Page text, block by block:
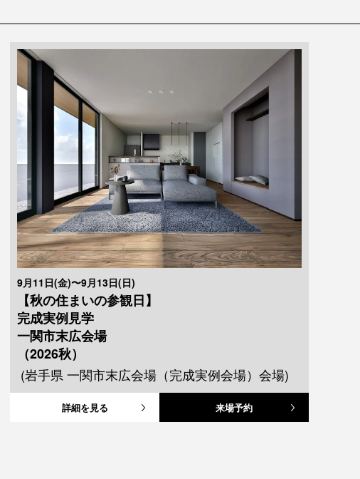
9月11日(金)〜9月13日(日)
【秋の住まいの参観日】
完成実例見学
一関市末広会場
（2026秋）
(岩手県 一関市末広会場（完成実例会場）会場)
詳細を見る 来場予約